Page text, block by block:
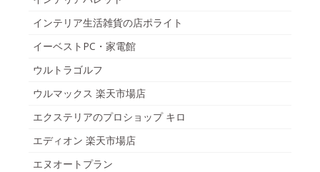
インテリア生活雑貨の店ポライト
イーベストPC・家電館
ウルトラゴルフ
ウルマックス 楽天市場店
エクステリアのプロショップ キロ
エディオン 楽天市場店
エヌオートプラン